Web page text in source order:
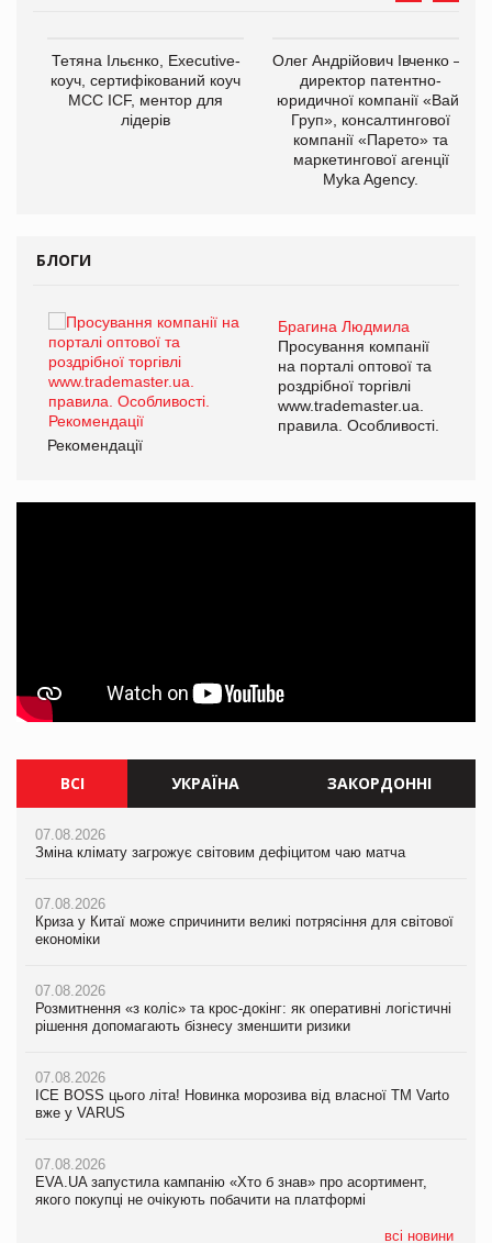
Тетяна Ільєнко, Executive-
коуч, сертифікований коуч
МСС ICF, ментор для
лідерів
Олег Андрійович Івченко —
директор патентно-
юридичної компанії «Вайз
Груп», консалтингової
компанії «Парето» та
маркетингової агенції
Myka Agency.
БЛОГИ
Брагина Людмила
Просування компанії
на порталі оптової та
роздрібної торгівлі
www.trademaster.ua.
правила. Особливості.
Рекомендації
ВСІ УКРАЇНА ЗАКОРДОННІ
07.08.2026
Зміна клімату загрожує світовим дефіцитом чаю матча
07.08.2026
Криза у Китаї може спричинити великі потрясіння для світової
економіки
07.08.2026
Розмитнення «з коліс» та крос-докінг: як оперативні логістичні
рішення допомагають бізнесу зменшити ризики
07.08.2026
ICE BOSS цього літа! Новинка морозива від власної ТМ Varto
вже у VARUS
07.08.2026
EVA.UA запустила кампанію «Хто б знав» про асортимент,
якого покупці не очікують побачити на платформі
всі новини
07.08.2026
Зміна клімату загрожує світовим дефіцитом чаю матча
07.08.2026
Криза у Китаї може спричинити великі потрясіння для світової
економіки
07.08.2026
Розмитнення «з коліс» та крос-докінг: як оперативні логістичні
рішення допомагають бізнесу зменшити ризики
07.08.2026
ICE BOSS цього літа! Новинка морозива від власної ТМ Varto
вже у VARUS
07.08.2026
EVA.UA запустила кампанію «Хто б знав» про асортимент,
якого покупці не очікують побачити на платформі
07.08.2026
Зміна клімату загрожує світовим дефіцитом чаю матча
07.08.2026
Криза у Китаї може спричинити великі потрясіння для світової
економіки
07.08.2026
Kraft Heinz скоротила збиток у першому півріччі
Продажі Hugo Boss впали на 9%